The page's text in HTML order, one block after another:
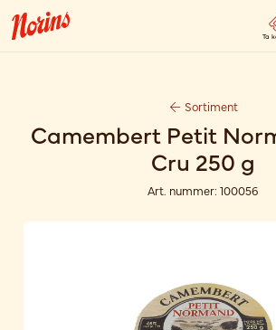
Ta
Sortiment
Camembert Petit
Cru 250 g
Art. nummer: 100056